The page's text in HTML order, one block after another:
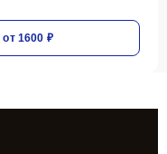
от 1600 ₽